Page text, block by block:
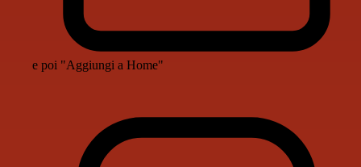
e poi "Aggiungi a Home"